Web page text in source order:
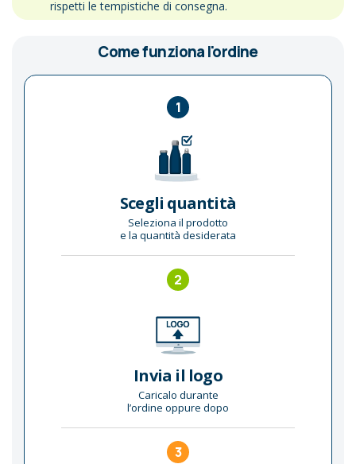
rispetti le tempistiche di consegna.
Come funziona l'ordine
1
Scegli quantità
Seleziona il prodotto
e la quantità desiderata
2
Invia il logo
Caricalo durante
l’ordine oppure dopo
3